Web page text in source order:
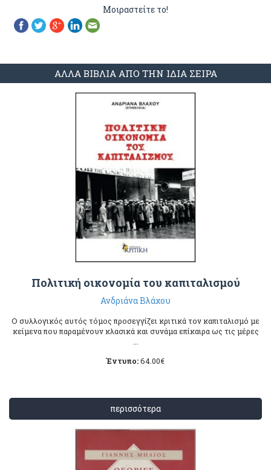
Μοιραστείτε το!
ΑΛΛΑ ΒΙΒΛΙΑ ΑΠΟ ΤΗΝ ΙΔΙΑ ΣΕΙΡΑ
Πολιτική οικονομία του καπιταλισμού
Ανδριάνα Βλάχου
Ο συλλογικός αυτός τόμος προσεγγίζει κριτικά τον καπιταλισμό με
κείμενα που παραμένουν κλασικά και συνάμα επίκαιρα ως τις μέρες
Έντυπο:64.00€
περισσότερα